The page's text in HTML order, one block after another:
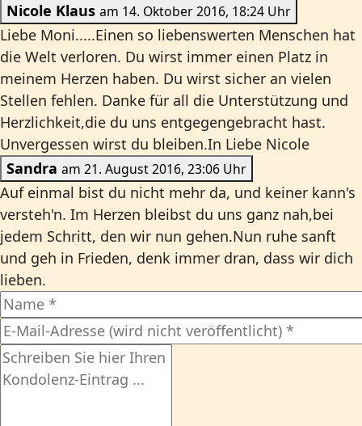
Nicole Klaus am 14. Oktober 2016, 18:24 Uhr
Liebe Moni.....Einen so liebenswerten Menschen hat
die Welt verloren. Du wirst immer einen Platz in
meinem Herzen haben. Du wirst sicher an vielen
Stellen fehlen. Danke für all die Unterstützung und
Herzlichkeit,die du uns entgegengebracht hast.
Unvergessen wirst du bleiben.In Liebe Nicole
Sandra
am 21. August 2016, 23:06 Uhr
Auf einmal bist du nicht mehr da, und keiner kann's
versteh'n. Im Herzen bleibst du uns ganz nah,bei
jedem Schritt, den wir nun gehen.Nun ruhe sanft
und geh in Frieden, denk immer dran, dass wir dich
lieben.